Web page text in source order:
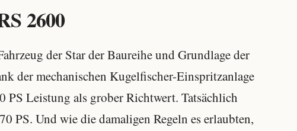
2600
der Star der Baureihe und Grundlage der
der mechanischen Kugelfischer-Einspritzanlage
PS Leistung als grober Richtwert. Tatsächlich
PS. Und wie die damaligen Regeln es erlaubten,